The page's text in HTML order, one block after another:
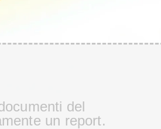
del
un report.